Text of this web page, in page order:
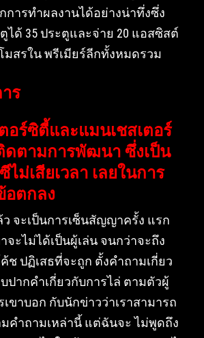
การทำผลงานได้อย่างน่าทึ่งซึ่ง
ได้ 35 ประตูและจ่าย 20 แอสซิสต์
มสรใน พรีเมียร์ลีกทั้งหมดรวม
อร์ซิตี้และแมนเชสเตอร์
ดตามการพัฒนา ซึ่งเป็น
ม่เสียเวลา เลยในการ
ตกลง
จะเป็นการเซ็นสัญญาครั้ง แรก
จะไม่ได้เป็นผู้เล่น จนกว่าจะถึง
ช ปฏิเสธที่จะถูก ตั้งคำถามเกี่ยว
ปากคำเกี่ยวกับการไล่ ตามตัวผู้
ขาบอก กับนักข่าวว่าเราสามารถ
มคำถามเหล่านี้ แต่ฉันจะ ไม่พูดถึง